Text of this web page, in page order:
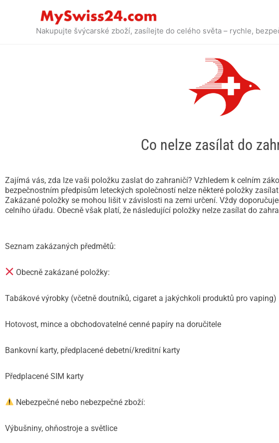
Nakupujte švýcarské zboží, zasílejte do celého světa – rychle,
Co nelze zasílat do
Zajímá vás, zda lze vaši položku zaslat do zahraničí? Vzhledem k celním
bezpečnostním předpisům leteckých společností nelze některé položky
Zakázané položky se mohou lišit v závislosti na zemi určení. Vždy
celního úřadu. Obecně však platí, že následující položky nelze zasílat do
Seznam zakázaných předmětů:
Obecně zakázané položky:
Tabákové výrobky (včetně doutníků, cigaret a jakýchkoli produktů pro vaping)
Hotovost, mince a obchodovatelné cenné papíry na doručitele
Bankovní karty, předplacené debetní/kreditní karty
Předplacené SIM karty
Nebezpečné nebo nebezpečné zboží:
Výbušniny, ohňostroje a světlice